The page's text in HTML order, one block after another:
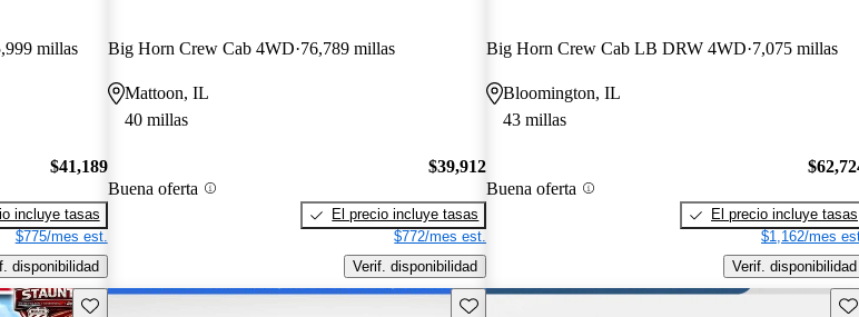
millas
$41,189
incluye tasas
$775/mes est.
disponibilidad
Big Horn Crew Cab 4WD 76,789 millas
Mattoon, IL
40 millas
Buena oferta
$39,912
El precio incluye tasas
$772/mes est.
Verif. disponibilidad
Big Horn Crew Cab LB DRW 4WD 7,075 millas
Bloomington, IL
43 millas
Buena oferta
El precio incluye tasas
$1,162/mes
Verif. disponibilidad
Guarda este Aviso Guarda este Aviso